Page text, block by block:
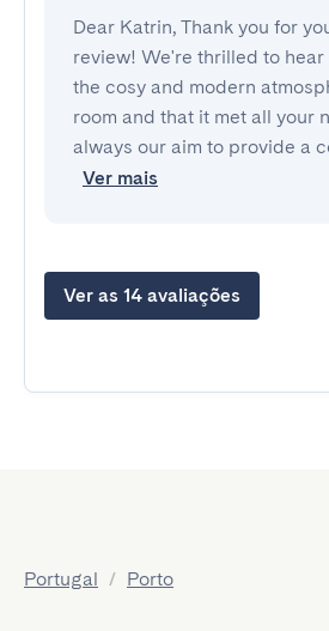
Dear Katrin, Thank you for
review! We're thrilled to hear
the cosy and modern
room and that it met all your
always our aim to provide a
Ver mais
Ver as 14 avaliações
Portugal / Porto